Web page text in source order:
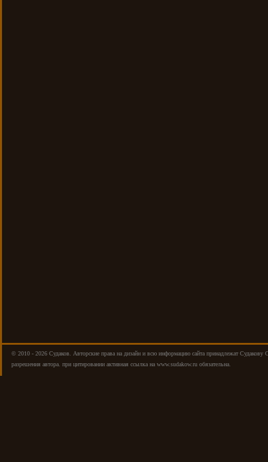
© 2010 - 2026 Cудаков. Авторские права на дизайн и всю информацию сайта принадлежат Судакову
разрешения автора. при цитировании активная ссылка на www.sudakow.ru обязательна.